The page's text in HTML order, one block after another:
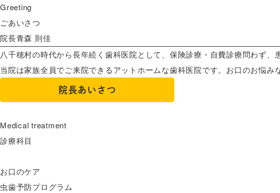
Greeting
ごあいさつ
院長青森 則佳
八千穂村の時代から長年続く歯科医院として、保険診療・自費診療問わず、
当院は家族全員でご来院できるアットホームな歯科医院です。お口のお悩み
院長あいさつ
Medical treatment
診療科目
お口のケア
虫歯予防プログラム